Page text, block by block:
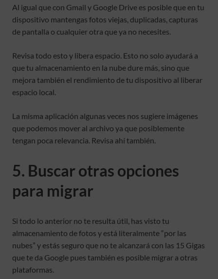
Al igual que con Gmail y Google Drive es posible que en tu
dispositivo mantengas fotos viejas, duplicadas, capturas
de pantalla o cualquier otra que ya no necesites.
Revisa todo esto y libera espacio. Esto no solo ayudará a
que tu almacenamiento en la nube dure más, sino que
mejora también el rendimiento de tu dispositivo al liberar
espacio local.
La misma aplicación algunas veces nos sugiere imágenes
que podemos mover al archivo ya que posiblemente
tengan poca relevancia. Revisa ahí también.
5. Buscar otras opciones
para migrar
Si todo lo anterior no te resulta útil, has visto tu
almacenamiento de fotos y está literalmente “por las
nubes” y estás seguro que no te alcanzará con las 15 Gigas
que te da Google pues también es posible migrar a otras
plataformas.